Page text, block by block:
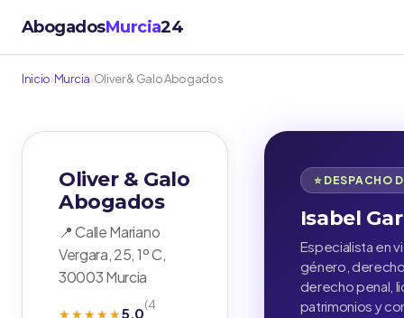
AbogadosMurcia24
Inicio›Murcia›Oliver & Galo Abogados
Oliver & Galo
Abogados
📍 Calle Mariano
Vergara, 25, 1º C,
30003 Murcia
★★★★★5.0(4
⭐ DESPACHO
Isabel
Especialista en
género,
derecho penal,
patrimonios y